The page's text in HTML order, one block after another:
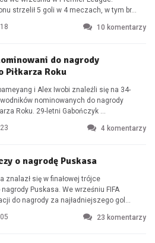
strzelił 5 goli w 4 meczach, w tym br...
10 komentarzy
do nagrody
Roku
i Alex Iwobi znaleźli się na 34-
nominowanych do nagrody
Roku. 29-letni Gabończyk ...
4 komentarzy
o nagrodę Puskasa
znalazł się w finałowej trójce
Puskasa. We wrześniu FIFA
do nagrody za najładniejszego gol...
23 komentarzy